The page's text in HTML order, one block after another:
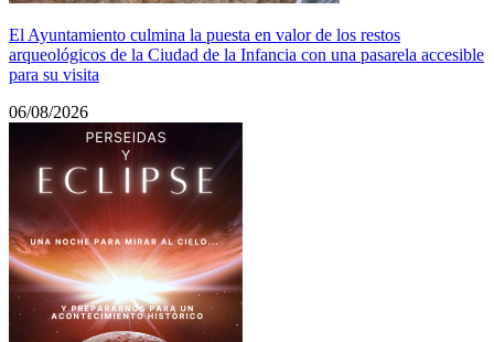
El Ayuntamiento culmina la puesta en valor de los restos
arqueológicos de la Ciudad de la Infancia con una pasarela accesible
para su visita
06/08/2026